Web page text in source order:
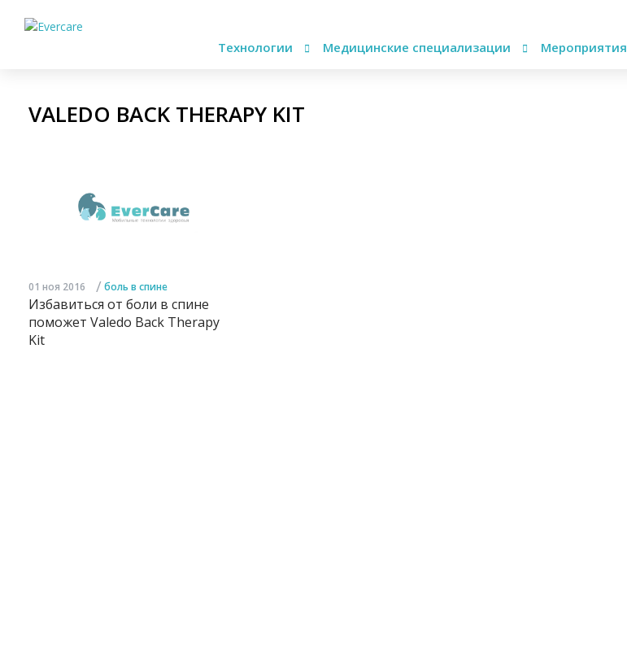
Технологии Медицинские специализации Мероприятия
VALEDO BACK THERAPY KIT
01 ноя 2016 / боль в спине
Избавиться от боли в спине
поможет Valedo Back Therapy
Kit